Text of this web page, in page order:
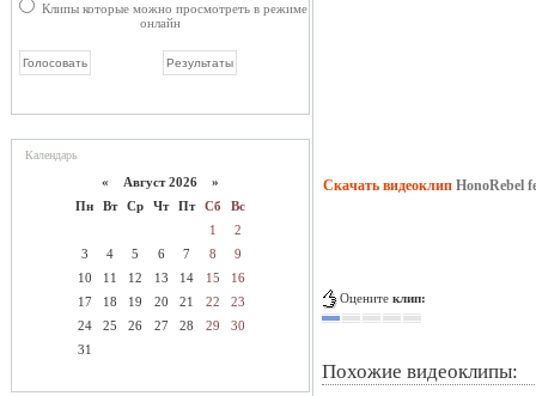
Клипы которые можно просмотреть в режиме
онлайн
Календарь
« Август 2026 »
Пн
Вт Ср Чт Пт Сб
Вс
1
2
3
4 5 6 7 8
9
10
11 12 13 14 15
16
17
18 19 20 21 22
23
24
25 26 27 28 29
30
31
Скачать видеоклип HonoRebel
Оцените клип:
Похожие видеоклипы: